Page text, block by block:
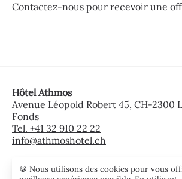
Contactez-nous pour recevoir une
Hôtel Athmos
Avenue Léopold Robert 45, CH-2300
Fonds
Tel. +41 32 910 22 22
info@athmoshotel.ch
🍪 Nous utilisons des cookies pour vous